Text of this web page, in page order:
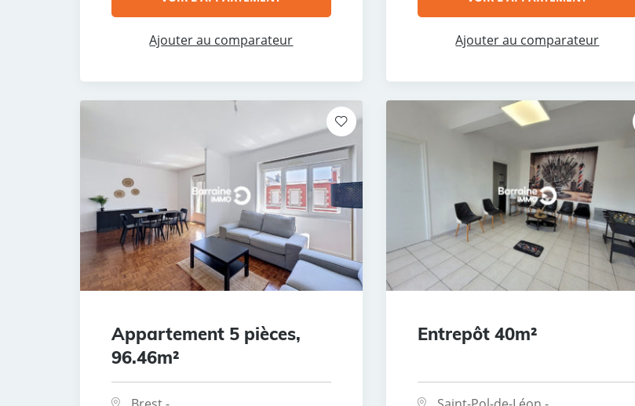
Ajouter au comparateur Ajouter au comparateur
Appartement 5 pièces,
96.46m²
Entrepôt 40m²